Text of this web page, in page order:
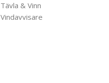
Tävla & Vinn
Vindavvisare